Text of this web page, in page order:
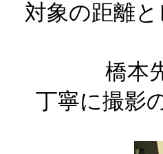
対象の距離
橋本
丁寧に撮影